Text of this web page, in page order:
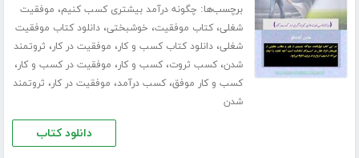
برچسب‌ها: چگونه درآمد بیشتری کسب کنیم، موفقیت
شغلی،کتاب موفقیت، خوشبختی،دانلود کتاب موفقیت
شغلی،دانلود کتاب کسب و کار، موفقیت در کار، ثروتمند
شدن،کسب ثروت،کسب و کار، موفقیت در کسب و کار،
کسب و کار موفق،کسب درآمد، موفقیت در کار، ثروتمند
شدن
دانلود کتاب